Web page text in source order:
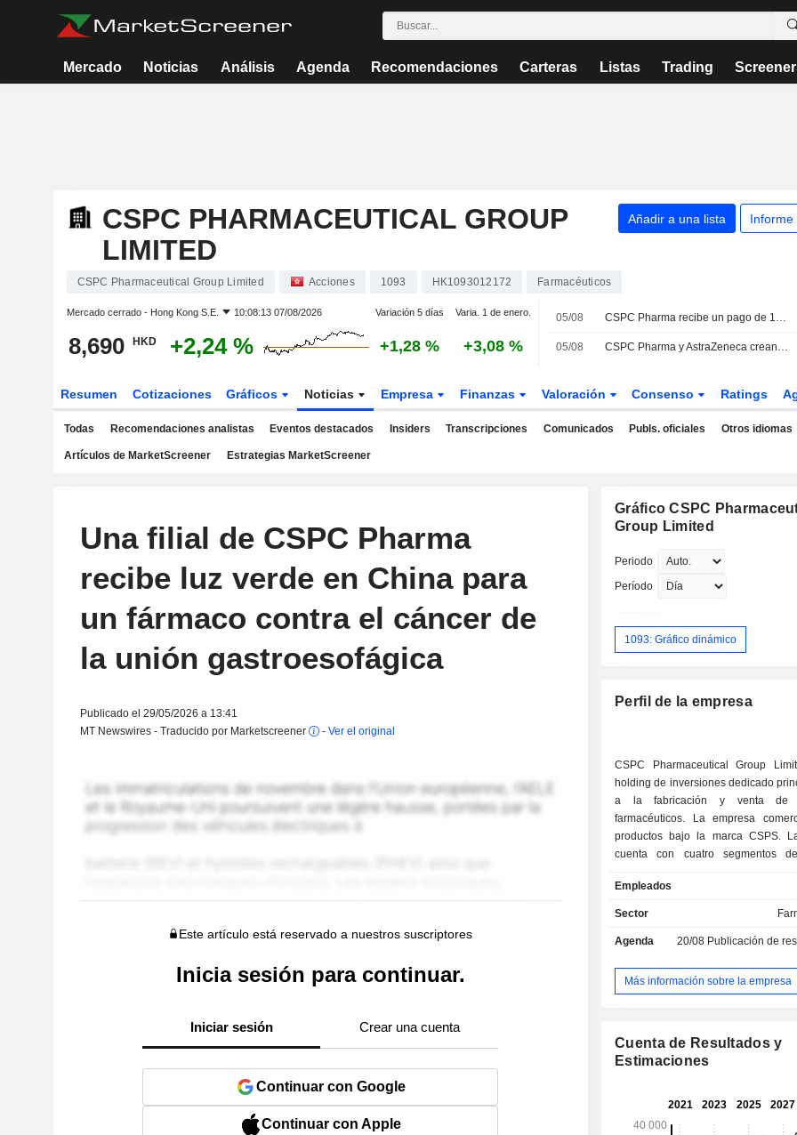
Mercado Noticias Análisis Agenda Recomendaciones Carteras Listas Trading
CSPC PHARMACEUTICAL GROUP
LIMITED
Añadir a una lista Informe
CSPC Pharmaceutical Group Limited Acciones 1093 HK1093012172 Farmacéuticos
Mercado cerrado - Hong Kong S.E. 10:08:13 07/08/2026 Variación 5 días Varia. 1 de enero.
8,690 HKD +2,24 % +1,28 % +3,08 %
05/08 CSPC Pharma recibe un pago de 10 millones USD de AstraZeneca tras alcanzar un hito en su acuerdo de investigación
05/08 CSPC Pharma y AstraZeneca crean una sociedad conjunta para construir una planta de productos biológicos en China
Resumen Cotizaciones Gráficos Noticias Empresa Finanzas Valoración Consenso Ratings
Todas Recomendaciones analistas Eventos destacados Insiders Transcripciones Comunicados Publs. oficiales Otros idiomas
Artículos de MarketScreener Estrategias MarketScreener
Una filial de CSPC Pharma
recibe luz verde en China para
un fármaco contra el cáncer de
la unión gastroesofágica
Publicado el 29/05/2026 a 13:41
MT Newswires - Traducido por Marketscreener
- Ver el original
Este artículo está reservado a nuestros suscriptores
Inicia sesión para continuar.
Iniciar sesión Crear una cuenta
Continuar con Google
Continuar con Apple
Gráfico CSPC
Group Limited
Periodo
Período
1093: Gráfico dinámico
Perfil de la empresa
CSPC Pharmaceutical Group
holding de inversiones dedicado
a la fabricación y venta de
farmacéuticos. La empresa
productos bajo la marca CSPS.
cuenta con cuatro segmentos
(productos intermedios y
vitamina C (principios activos) y
dedican a la fabricación y venta de
terminados incluyen antibióticos,
cardiocerebrovasculares,
La empresa también se dedica a la
de servicios de investigación y
residuales y subproductos
través de sus filiales.
Empleados
Sector
Agenda 20/08 Publicación de
Más información sobre la empresa
Cuenta de Resultados y
Estimaciones